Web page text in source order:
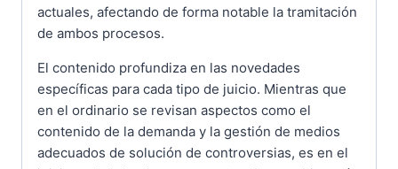
actuales, afectando de forma notable la tramitación
de ambos procesos.
El contenido profundiza en las novedades
específicas para cada tipo de juicio. Mientras que
en el ordinario se revisan aspectos como el
contenido de la demanda y la gestión de medios
adecuados de solución de controversias, es en el